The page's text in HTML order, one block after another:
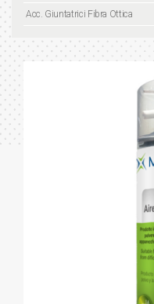
Acc. Giuntatrici Fibra Ottica